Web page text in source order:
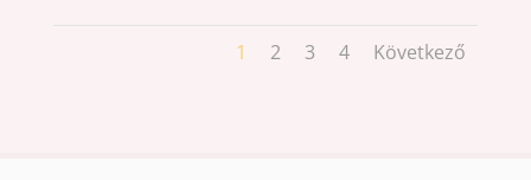
1 2 3 4 Következő